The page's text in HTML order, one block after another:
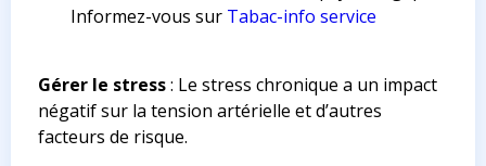
Informez-vous sur Tabac-info service
Gérer le stress: Le stress chronique a un impact
négatif sur la tension artérielle et d’autres
facteurs de risque.